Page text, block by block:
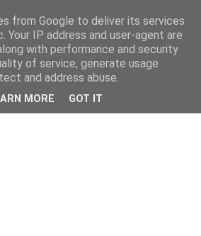
from Google to deliver its services
Your IP address and user-agent are
with performance and security
of service, generate usage
and address abuse.
MORE GOT IT